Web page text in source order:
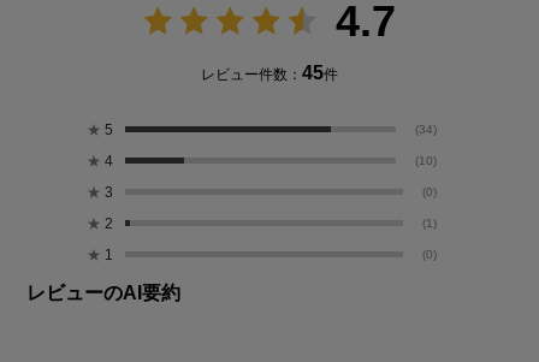
4.7
レビュー件数： 45件
★ 5 (34)
★ 4 (10)
★ 3 (0)
★ 2 (1)
★ 1 (0)
レビューのAI要約